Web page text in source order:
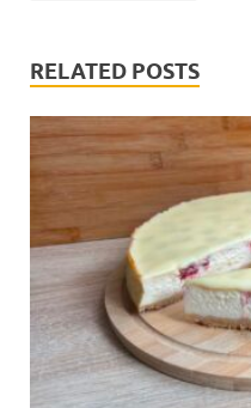
RELATED POSTS